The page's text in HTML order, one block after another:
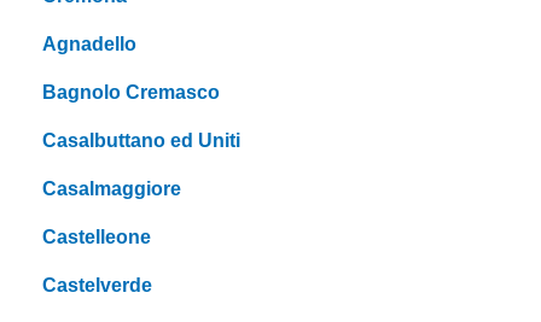
Agnadello
Bagnolo Cremasco
Casalbuttano ed Uniti
Casalmaggiore
Castelleone
Castelverde